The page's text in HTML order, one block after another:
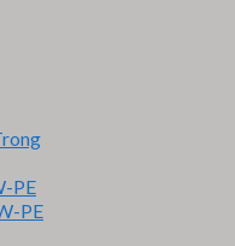
PE
PE